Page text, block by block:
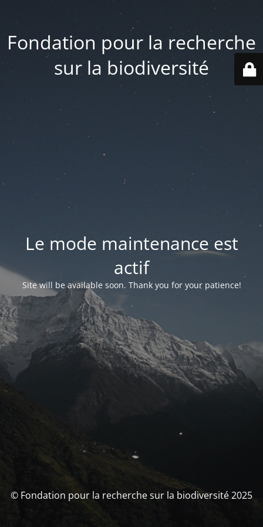
Fondation pour la recherche
sur la biodiversité
Le mode maintenance est
actif
Site will be available soon. Thank you for your patience!
© Fondation pour la recherche sur la biodiversité 2025